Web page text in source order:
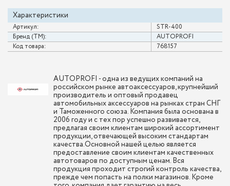
Характеристики
Артикул:
STR-400
Бренд (ТМ):
AUTOPROFI
Код товара:
768157
AUTOPROFI - одна из ведущих компаний на
российском рынке автоаксессуаров, крупнейший
производитель и оптовый продавец
автомобильных аксессуаров на рынках стран СНГ
и Таможенного союза. Компания была основана в
2006 году и с тех пор успешно развивается,
предлагая своим клиентам широкий ассортимент
продукции, отвечающей высоким стандартам
качества.Основной нашей целью является
предоставление своим клиентам качественных
автотоваров по доступным ценам. Вся
продукция проходит строгий контроль качества,
прежде чем попасть на полки магазинов. Кроме